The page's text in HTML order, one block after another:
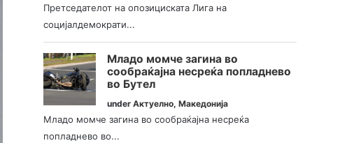
Претседателот на опозициската Лига на
социјалдемократи...
Младо момче загина во
сообраќајна несреќа попладнево
во Бутел
underАктуелно,Македонија
Младо момче загина во сообраќајна несреќа
попладнево во...